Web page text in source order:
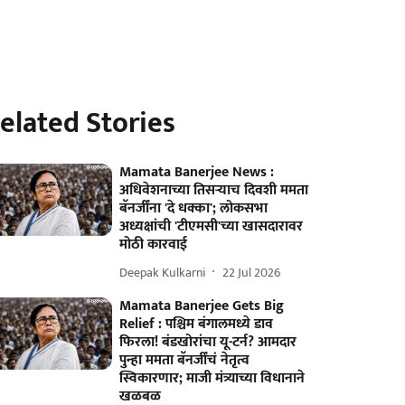
Stories
Mamata Banerjee News :
अधिवेशनाच्या तिसऱ्याच दिवशी ममता
बॅनर्जींना 'दे धक्का'; लोकसभा
अध्यक्षांची 'टीएमसी'च्या खासदारावर
मोठी कारवाई
Deepak Kulkarni 22 Jul 2026
Mamata Banerjee Gets Big
Relief : पश्चिम बंगालमध्ये डाव
फिरला! बंडखोरांचा यू-टर्न? आमदार
पुन्हा ममता बॅनर्जींचं नेतृत्व
स्विकारणार; माजी मंत्र्याच्या विधानाने
खळबळ